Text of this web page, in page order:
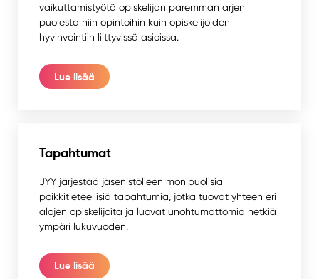
vaikuttamistyötä opiskelijan paremman arjen
puolesta niin opintoihin kuin opiskelijoiden
hyvinvointiin liittyvissä asioissa.
Lue lisää
Tapahtumat
JYY järjestää jäsenistölleen monipuolisia
poikkitieteellisiä tapahtumia, jotka tuovat yhteen eri
alojen opiskelijoita ja luovat unohtumattomia hetkiä
ympäri lukuvuoden.
Lue lisää